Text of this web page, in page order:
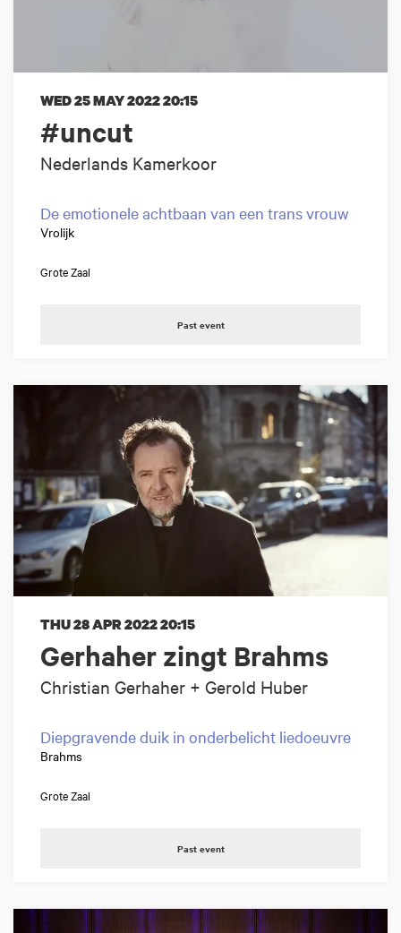
#uncut
Nederlands Kamerkoor
WED 25 MAY 202220:15
De emotionele achtbaan van een trans vrouw
Vrolijk
Grote Zaal
Past event
Gerhaher zingt Brahms
Christian Gerhaher + Gerold Huber
THU 28 APR 202220:15
Diepgravende duik in onderbelicht liedoeuvre
Brahms
Grote Zaal
Past event